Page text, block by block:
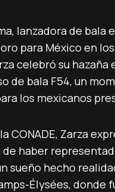
lanzadora de bala
para México en
celebró su
de bala F54, un
los mexicanos
CONADE, Zarza
haber
sueño hecho
Élysées,